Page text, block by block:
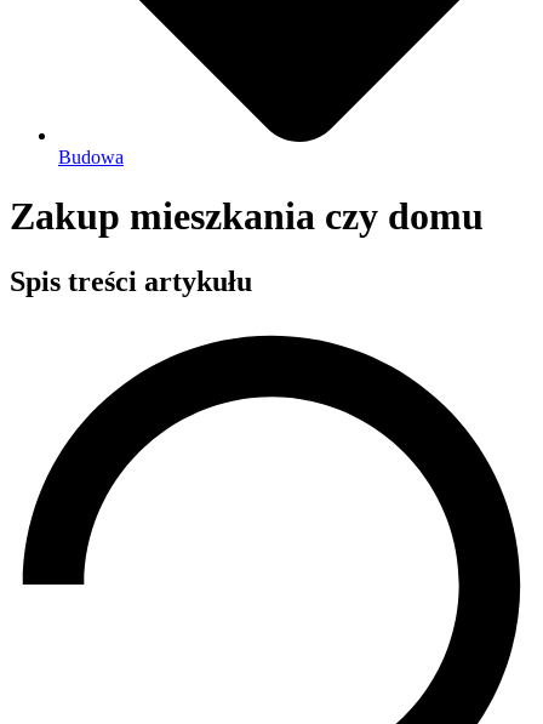
Budowa
Zakup mieszkania czy domu
Spis treści artykułu